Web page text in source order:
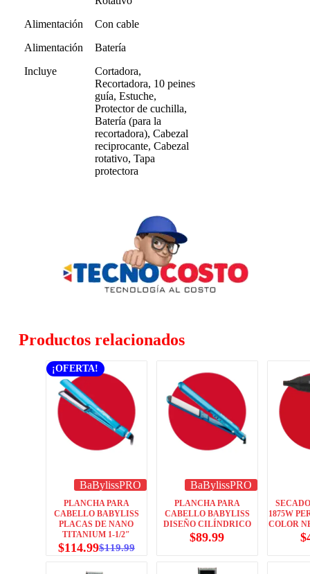
Alimentación
Con cable
Alimentación
Batería
Incluye
Cortadora,
Recortadora, 10 peines
guía, Estuche,
Protector de cuchilla,
Batería (para la
recortadora), Cabezal
reciprocante, Cabezal
rotativo, Tapa
protectora
Productos relacionados
¡OFERTA!
BaBylissPRO
PLANCHA PARA
CABELLO BABYLISS
PLACAS DE NANO
TITANIUM 1-1/2″
$119.99
$114.99
BaBylissPRO
PLANCHA PARA
CABELLO BABYLISS
DISEÑO CILÍNDRICO
$89.99
1875W
COLOR
$